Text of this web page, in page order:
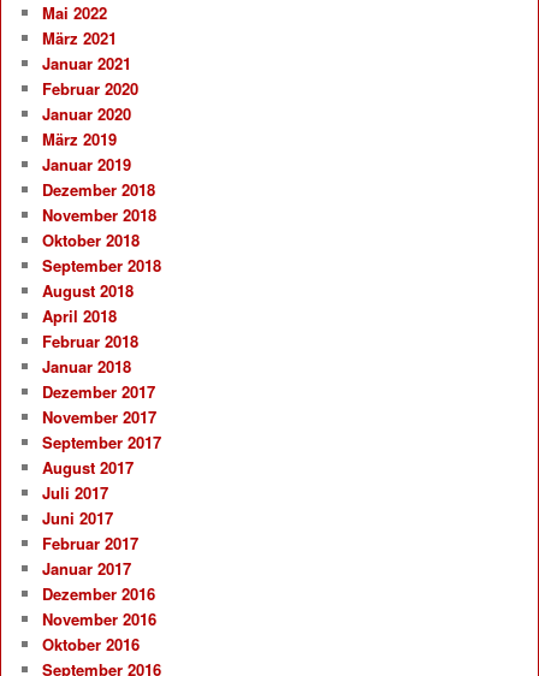
Mai 2022
März 2021
Januar 2021
Februar 2020
Januar 2020
März 2019
Januar 2019
Dezember 2018
November 2018
Oktober 2018
September 2018
August 2018
April 2018
Februar 2018
Januar 2018
Dezember 2017
November 2017
September 2017
August 2017
Juli 2017
Juni 2017
Februar 2017
Januar 2017
Dezember 2016
November 2016
Oktober 2016
September 2016